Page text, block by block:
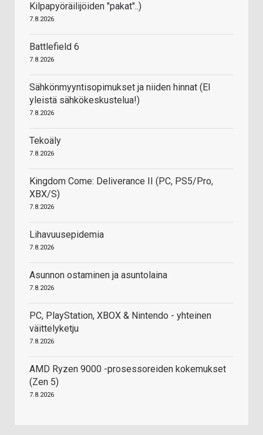
Kilpapyöräilijöiden "pakat"..)
7.8.2026
Battlefield 6
7.8.2026
Sähkönmyyntisopimukset ja niiden hinnat (EI
yleistä sähkökeskustelua!)
7.8.2026
Tekoäly
7.8.2026
Kingdom Come: Deliverance II (PC, PS5/Pro,
XBX/S)
7.8.2026
Lihavuusepidemia
7.8.2026
Asunnon ostaminen ja asuntolaina
7.8.2026
PC, PlayStation, XBOX & Nintendo - yhteinen
väittelyketju
7.8.2026
AMD Ryzen 9000 -prosessoreiden kokemukset
(Zen 5)
7.8.2026